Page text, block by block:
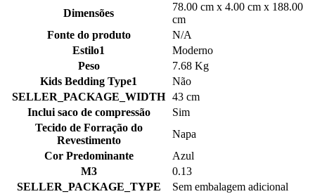
Dimensões
78.00 cm x 4.00 cm x 188.00
cm
Fonte do produto
N/A
Estilo1
Moderno
Peso
7.68 Kg
Kids Bedding Type1
Não
SELLER_PACKAGE_WIDTH 43 cm
Inclui saco de compressão
Sim
Tecido de Forração do
Revestimento
Napa
Cor Predominante
Azul
M3
0.13
SELLER_PACKAGE_TYPE
Sem embalagem adicional